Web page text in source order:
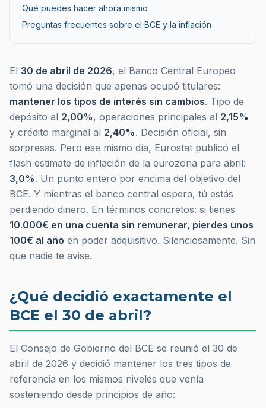
Qué puedes hacer ahora mismo
Preguntas frecuentes sobre el BCE y la inflación
El 30 de abril de 2026, el Banco Central Europeo
tomó una decisión que apenas ocupó titulares:
mantener los tipos de interés sin cambios. Tipo de
depósito al 2,00%, operaciones principales al 2,15%
y crédito marginal al 2,40%. Decisión oficial, sin
sorpresas. Pero ese mismo día, Eurostat publicó el
flash estimate de inflación de la eurozona para abril:
3,0%. Un punto entero por encima del objetivo del
BCE. Y mientras el banco central espera, tú estás
perdiendo dinero. En términos concretos: si tienes
10.000€ en una cuenta sin remunerar, pierdes unos
100€ al año en poder adquisitivo. Silenciosamente. Sin
que nadie te avise.
¿Qué decidió exactamente el
BCE el 30 de abril?
El Consejo de Gobierno del BCE se reunió el 30 de
abril de 2026 y decidió mantener los tres tipos de
referencia en los mismos niveles que venía
sosteniendo desde principios de año: